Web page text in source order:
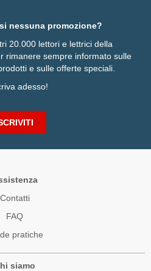
nessuna promozione?
20.000 lettori e lettrici della
rimanere sempre informato sulle
e sulle offerte speciali.
adesso!
Contatti
FAQ
pratiche
siamo